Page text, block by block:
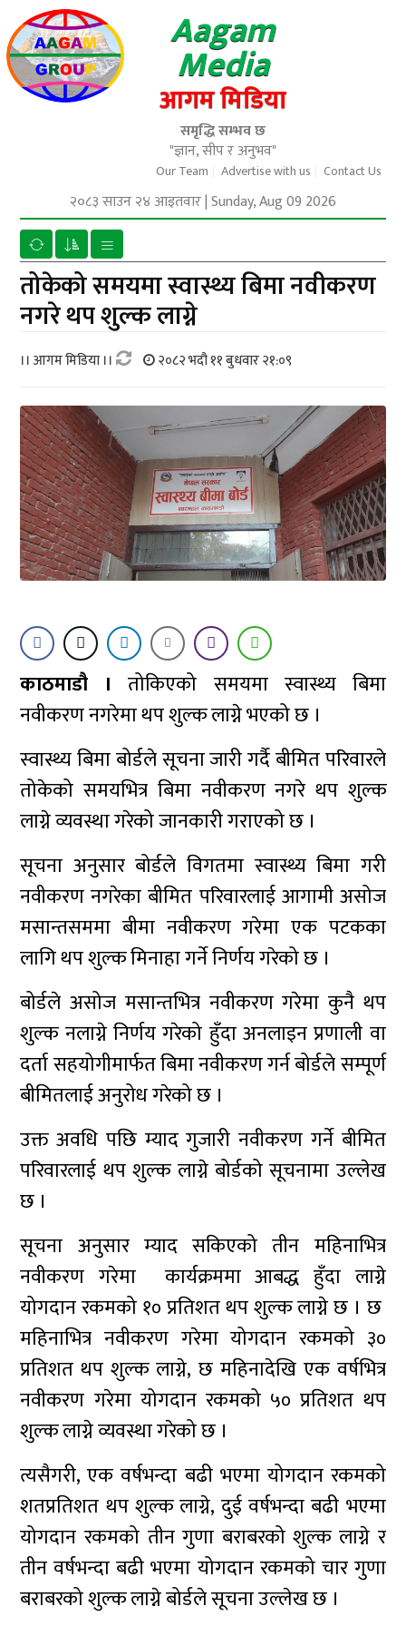
Aagam
Media
आगम मिडिया
समृद्धि सम्भव छ
"ज्ञान, सीप र अनुभव"
Our Team Advertise with us Contact Us
२०८३ साउन २४ आइतवार|Sunday, Aug 09 2026
तोकेको समयमा स्वास्थ्य बिमा नवीकरण
नगरे थप शुल्क लाग्ने
।। आगम मिडिया ।। २०८२ भदौ ११ बुधवार २१:०९
काठमाडौ । तोकिएको समयमा स्वास्थ्य बिमा
नवीकरण नगरेमा थप शुल्क लाग्ने भएको छ ।
स्वास्थ्य बिमा बोर्डले सूचना जारी गर्दै बीमित परिवारले
तोकेको समयभित्र बिमा नवीकरण नगरे थप शुल्क
लाग्ने व्यवस्था गरेको जानकारी गराएको छ ।
सूचना अनुसार बोर्डले विगतमा स्वास्थ्य बिमा गरी
नवीकरण नगरेका बीमित परिवारलाई आगामी असोज
मसान्तसममा बीमा नवीकरण गरेमा एक पटकका
लागि थप शुल्क मिनाहा गर्ने निर्णय गरेको छ ।
बोर्डले असोज मसान्तभित्र नवीकरण गरेमा कुनै थप
शुल्क नलाग्ने निर्णय गरेको हुँदा अनलाइन प्रणाली वा
दर्ता सहयोगीमार्फत बिमा नवीकरण गर्न बोर्डले सम्पूर्ण
बीमितलाई अनुरोध गरेको छ ।
उक्त अवधि पछि म्याद गुजारी नवीकरण गर्ने बीमित
परिवारलाई थप शुल्क लाग्ने बोर्डको सूचनामा उल्लेख
छ ।
सूचना अनुसार म्याद सकिएको तीन महिनाभित्र
नवीकरण गरेमा कार्यक्रममा आबद्ध हुँदा लाग्ने
योगदान रकमको १० प्रतिशत थप शुल्क लाग्ने छ । छ
महिनाभित्र नवीकरण गरेमा योगदान रकमको ३०
प्रतिशत थप शुल्क लाग्ने, छ महिनादेखि एक वर्षभित्र
नवीकरण गरेमा योगदान रकमको ५० प्रतिशत थप
शुल्क लाग्ने व्यवस्था गरेको छ ।
त्यसैगरी, एक वर्षभन्दा बढी भएमा योगदान रकमको
शतप्रतिशत थप शुल्क लाग्ने, दुई वर्षभन्दा बढी भएमा
योगदान रकमको तीन गुणा बराबरको शुल्क लाग्ने र
तीन वर्षभन्दा बढी भएमा योगदान रकमको चार गुणा
बराबरको शुल्क लाग्ने बोर्डले सूचना उल्लेख छ ।